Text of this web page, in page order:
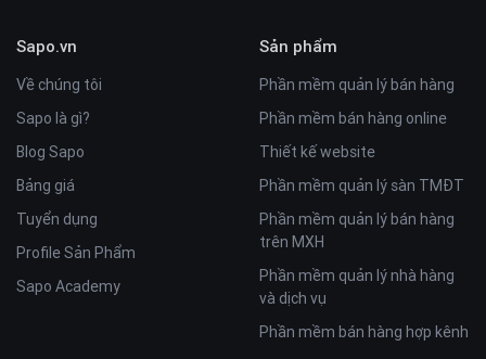
Sapo.vn
Về chúng tôi
Sapo là gì?
Blog Sapo
Bảng giá
Tuyển dụng
Profile Sản Phẩm
Sapo Academy
Sản phẩm
Phần mềm quản lý bán hàng
Phần mềm bán hàng online
Thiết kế website
Phần mềm quản lý sàn TMĐT
Phần mềm quản lý bán hàng
trên MXH
Phần mềm quản lý nhà hàng
và dịch vụ
Phần mềm bán hàng hợp kênh